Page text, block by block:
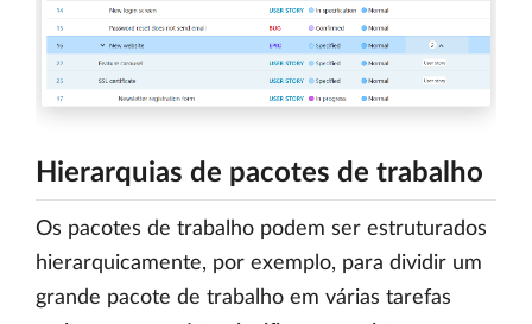
Hierarquias de pacotes de trabalho
Os pacotes de trabalho podem ser estruturados
hierarquicamente, por exemplo, para dividir um
grande pacote de trabalho em várias tarefas